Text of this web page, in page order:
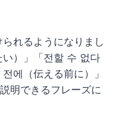
れるようになりまし
）」「전할 수 없다
에（伝える前に）」
明できるフレーズに